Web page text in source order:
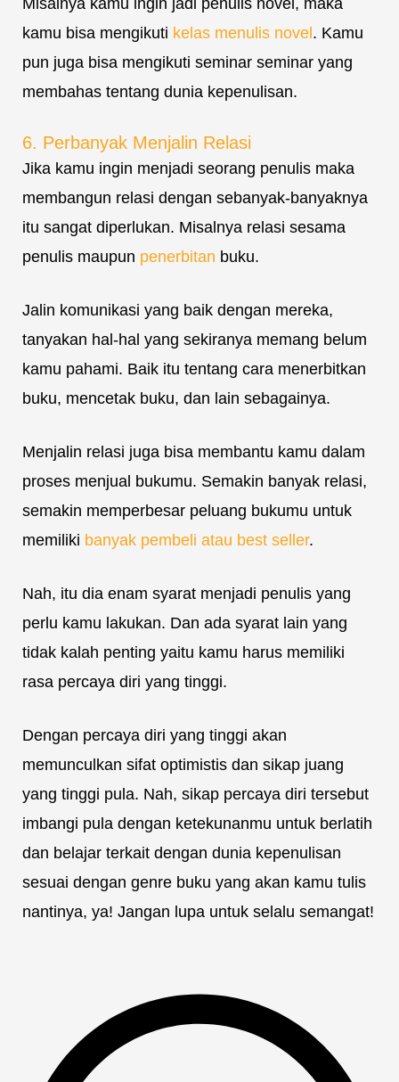
kamu bisa mengikuti kelas menulis novel. Kamu
pun juga bisa mengikuti seminar seminar yang
membahas tentang dunia kepenulisan.
6. Perbanyak Menjalin Relasi
Jika kamu ingin menjadi seorang penulis maka
membangun relasi dengan sebanyak-banyaknya
itu sangat diperlukan. Misalnya relasi sesama
penulis maupun penerbitan buku.
Jalin komunikasi yang baik dengan mereka,
tanyakan hal-hal yang sekiranya memang belum
kamu pahami. Baik itu tentang cara menerbitkan
buku, mencetak buku, dan lain sebagainya.
Menjalin relasi juga bisa membantu kamu dalam
proses menjual bukumu. Semakin banyak relasi,
semakin memperbesar peluang bukumu untuk
memiliki banyak pembeli atau best seller.
Nah, itu dia enam syarat menjadi penulis yang
perlu kamu lakukan. Dan ada syarat lain yang
tidak kalah penting yaitu kamu harus memiliki
rasa percaya diri yang tinggi.
Dengan percaya diri yang tinggi akan
memunculkan sifat optimistis dan sikap juang
yang tinggi pula. Nah, sikap percaya diri tersebut
imbangi pula dengan ketekunanmu untuk berlatih
dan belajar terkait dengan dunia kepenulisan
sesuai dengan genre buku yang akan kamu tulis
nantinya, ya! Jangan lupa untuk selalu semangat!